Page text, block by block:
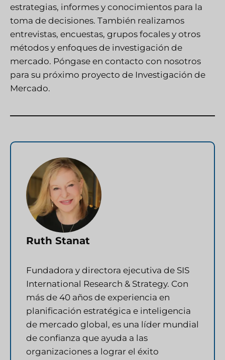
estrategias, informes y conocimientos para la
toma de decisiones. También realizamos
entrevistas, encuestas, grupos focales y otros
métodos y enfoques de investigación de
mercado. Póngase en contacto con nosotros
para su próximo proyecto de Investigación de
Mercado.
Ruth Stanat
Fundadora y directora ejecutiva de SIS
International Research & Strategy. Con
más de 40 años de experiencia en
planificación estratégica e inteligencia
de mercado global, es una líder mundial
de confianza que ayuda a las
organizaciones a lograr el éxito